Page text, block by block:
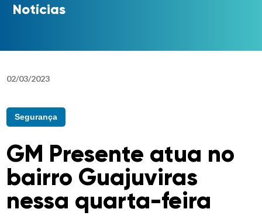
Notícias
02/03/2023
Segurança
GM Presente atua no
bairro Guajuviras
nessa quarta-feira